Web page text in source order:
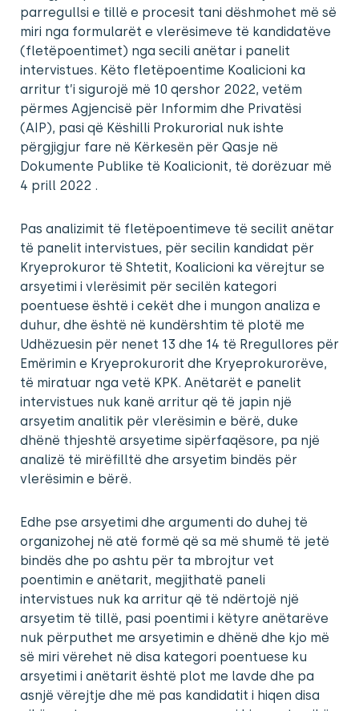
parregullsi e tillë e procesit tani dëshmohet më së
miri nga formularët e vlerësimeve të kandidatëve
(fletëpoentimet) nga secili anëtar i panelit
intervistues. Këto fletëpoentime Koalicioni ka
arritur t’i sigurojë më 10 qershor 2022, vetëm
përmes Agjencisë për Informim dhe Privatësi
(AIP), pasi që Këshilli Prokurorial nuk ishte
përgjigjur fare në Kërkesën për Qasje në
Dokumente Publike të Koalicionit, të dorëzuar më
4 prill 2022 .
Pas analizimit të fletëpoentimeve të secilit anëtar
të panelit intervistues, për secilin kandidat për
Kryeprokuror të Shtetit, Koalicioni ka vërejtur se
arsyetimi i vlerësimit për secilën kategori
poentuese është i cekët dhe i mungon analiza e
duhur, dhe është në kundërshtim të plotë me
Udhëzuesin për nenet 13 dhe 14 të Rregullores për
Emërimin e Kryeprokurorit dhe Kryeprokurorëve,
të miratuar nga vetë KPK. Anëtarët e panelit
intervistues nuk kanë arritur që të japin një
arsyetim analitik për vlerësimin e bërë, duke
dhënë thjeshtë arsyetime sipërfaqësore, pa një
analizë të mirëfilltë dhe arsyetim bindës për
vlerësimin e bërë.
Edhe pse arsyetimi dhe argumenti do duhej të
organizohej në atë formë që sa më shumë të jetë
bindës dhe po ashtu për ta mbrojtur vet
poentimin e anëtarit, megjithatë paneli
intervistues nuk ka arritur që të ndërtojë një
arsyetim të tillë, pasi poentimi i këtyre anëtarëve
nuk përputhet me arsyetimin e dhënë dhe kjo më
së miri vërehet në disa kategori poentuese ku
arsyetimi i anëtarit është plot me lavde dhe pa
asnjë vërejtje dhe më pas kandidatit i hiqen disa